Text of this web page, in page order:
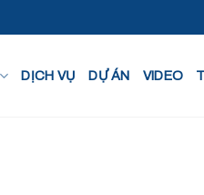
DỊCH VỤ DỰ ÁN VIDEO